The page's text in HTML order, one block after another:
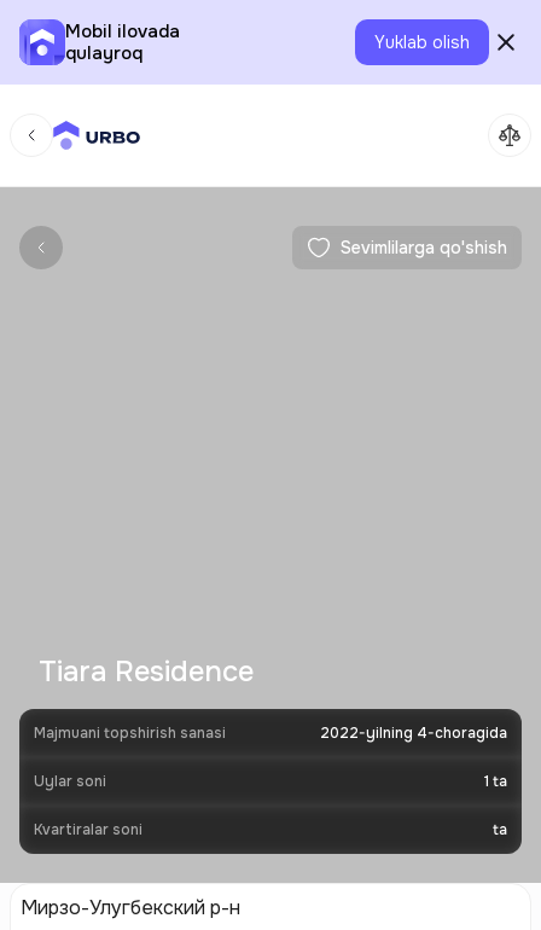
Mobil ilovada
qulayroq
Yuklab olish
Sevimlilarga qo'shish
Tiara Residence
Majmuani topshirish sanasi 2022-yilning 4-choragida
Uylar soni 1 ta
Kvartiralar soni ta
Мирзо-Улугбекский р-н